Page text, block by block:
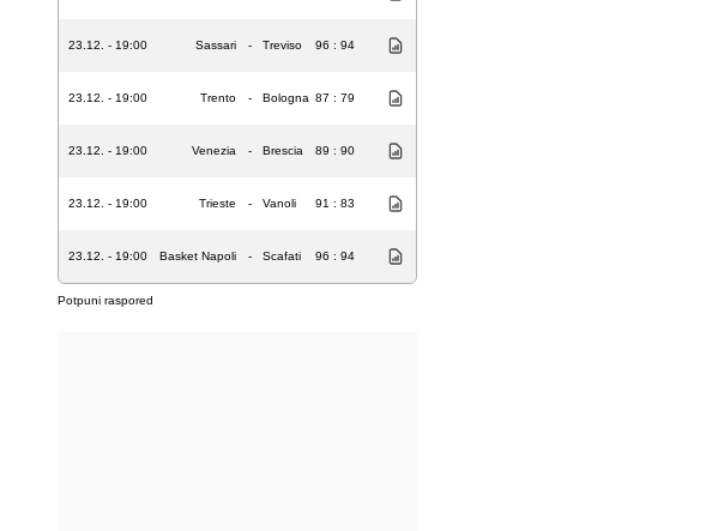
23.12. - 19:00 Sassari - Treviso 96 : 94
23.12. - 19:00 Trento - Bologna 87 : 79
23.12. - 19:00 Venezia - Brescia 89 : 90
23.12. - 19:00 Trieste - Vanoli 91 : 83
23.12. - 19:00 Basket Napoli - Scafati 96 : 94
Potpuni raspored